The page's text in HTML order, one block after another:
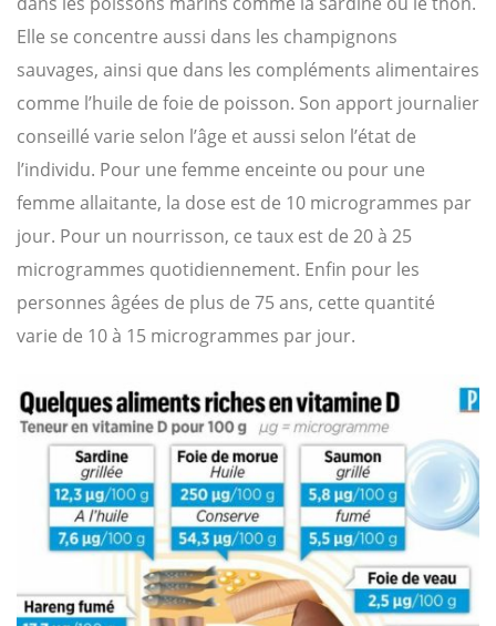
Elle se concentre aussi dans les champignons
sauvages, ainsi que dans les compléments alimentaires
comme l’huile de foie de poisson. Son apport journalier
conseillé varie selon l’âge et aussi selon l’état de
l’individu. Pour une femme enceinte ou pour une
femme allaitante, la dose est de 10 microgrammes par
jour. Pour un nourrisson, ce taux est de 20 à 25
microgrammes quotidiennement. Enfin pour les
personnes âgées de plus de 75 ans, cette quantité
varie de 10 à 15 microgrammes par jour.